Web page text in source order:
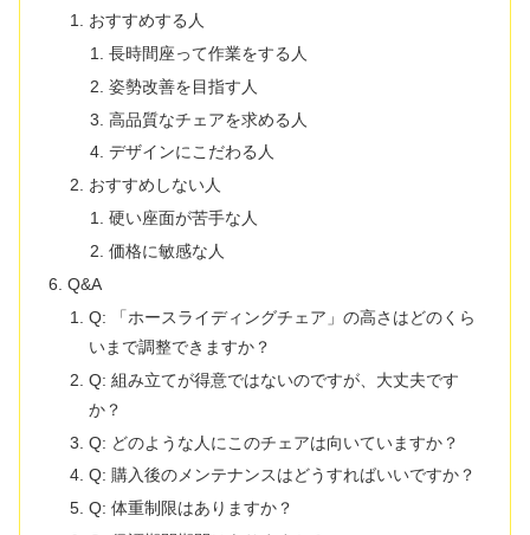
おすすめする人
長時間座って作業をする人
姿勢改善を目指す人
高品質なチェアを求める人
デザインにこだわる人
おすすめしない人
硬い座面が苦手な人
価格に敏感な人
Q&A
Q: 「ホースライディングチェア」の高さはどのくら
いまで調整できますか？
Q: 組み立てが得意ではないのですが、大丈夫です
か？
Q: どのような人にこのチェアは向いていますか？
Q: 購入後のメンテナンスはどうすればいいですか？
Q: 体重制限はありますか？